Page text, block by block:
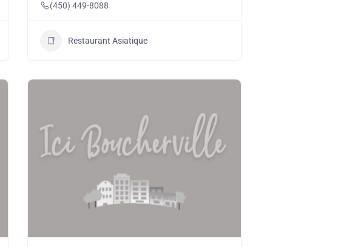
(450) 449-8088
Restaurant Asiatique